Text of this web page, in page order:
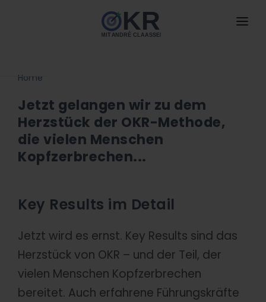
ANGEBOTE
BUCH NEU
DAS IST OKR
MIT MIR ARBEITEN
BLOG
PODCAST
Home
Jetzt gelangen wir zu dem
Herzstück der OKR-Methode,
die vielen Menschen
Kopfzerbrechen...
Key Results im Detail
Jetzt wird es ernst. Key Results sind das
Herzstück von OKR – und der Teil, der
vielen Menschen Kopfzerbrechen
bereitet. Auch erfahrene Führungskräfte